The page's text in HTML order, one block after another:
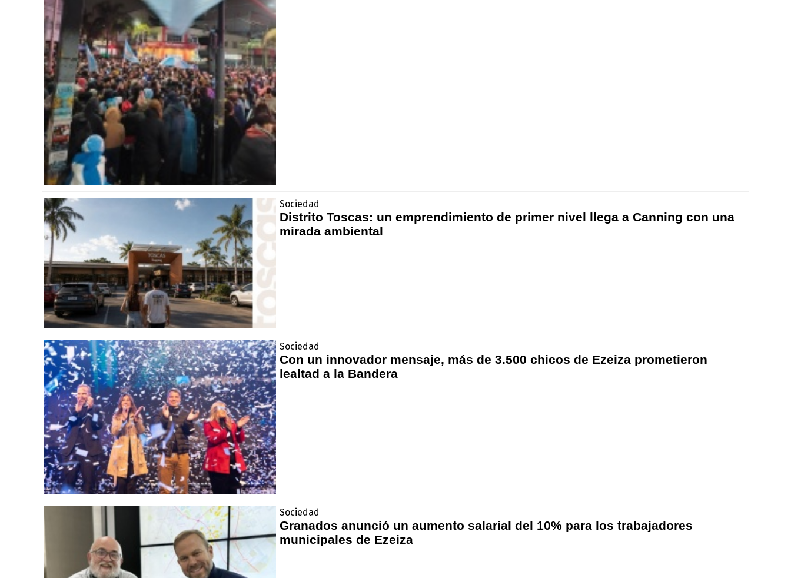
Sociedad
Distrito Toscas: un emprendimiento de primer nivel llega a Canning con una
mirada ambiental
Sociedad
Con un innovador mensaje, más de 3.500 chicos de Ezeiza prometieron
lealtad a la Bandera
Sociedad
Granados anunció un aumento salarial del 10% para los trabajadores
municipales de Ezeiza